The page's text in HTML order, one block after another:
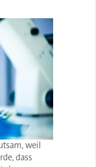
weil
dass